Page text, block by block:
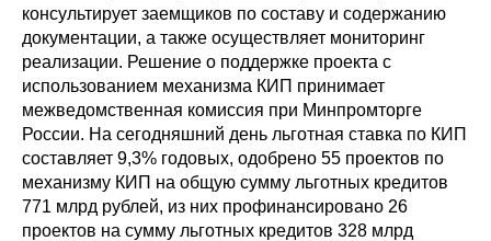
консультирует заемщиков по составу и содержанию
документации, а также осуществляет мониторинг
реализации. Решение о поддержке проекта с
использованием механизма КИП принимает
межведомственная комиссия при Минпромторге
России. На сегодняшний день льготная ставка по КИП
составляет 9,3% годовых, одобрено 55 проектов по
механизму КИП на общую сумму льготных кредитов
771 млрд рублей, из них профинансировано 26
проектов на сумму льготных кредитов 328 млрд
© 2015-2026 НАУРР. Все права защищены. При использовании материалов
ссылка на ROBOTUNION.RU — обязательна
Политика конфиденциальности
© 2015-2026 НАУРР. Все права защищены.
При использовании материалов ссылка на ROBOTUNION.RU — обязательна